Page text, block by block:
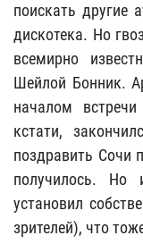
поискать другие
дискотека. Но
всемирно
Шейлой Бонник.
началом
кстати,
поздравить Сочи
получилось.
установил
зрителей), что